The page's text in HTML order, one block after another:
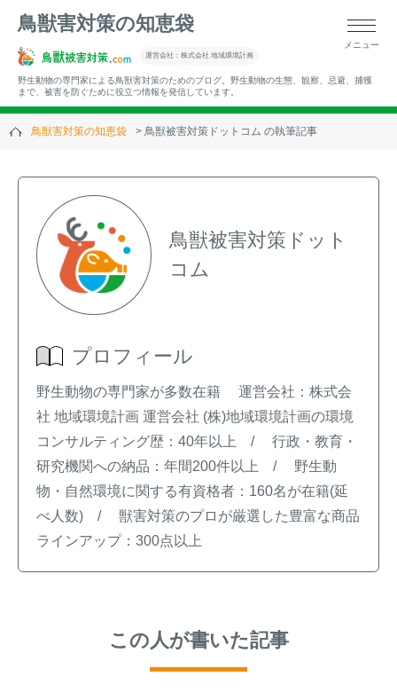
鳥獣害対策の知恵袋
運営会社：株式会社 地域環境計画
野生動物の専門家による鳥獣害対策のためのブログ。野生動物の生態、観察、忌避、捕獲
まで、被害を防ぐために役立つ情報を発信しています。
メニュー
▼キーワードから記事を探す
▼過去の記事
熊出没地域の対策法！安全な
ハクビシン対策の決定版「ハ
に」【2024年版】
鳥獣害対策の知恵袋 鳥獣被害対策ドットコム の執筆記事
鳥獣被害対策ドット
コム
プロフィール
野生動物の専門家が多数在籍 運営会社：株式会
社 地域環境計画 運営会社 (株)地域環境計画の環境
コンサルティング歴：40年以上 / 行政・教育・
研究機関への納品：年間200件以上 / 野生動
物・自然環境に関する有資格者：160名が在籍(延
べ人数) / 獣害対策のプロが厳選した豊富な商品
ラインアップ：300点以上
この人が書いた記事